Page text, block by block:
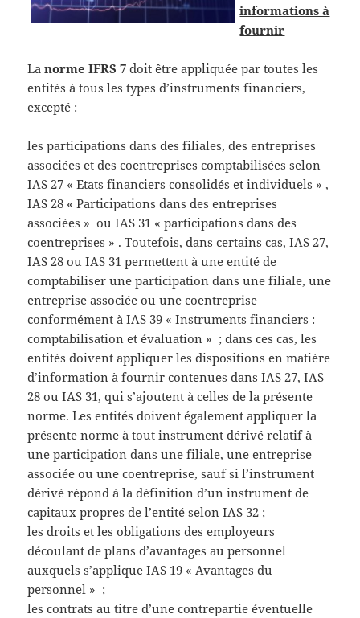
informations à
fournir
Lanorme IFRS 7 doit être appliquée par toutes les
entités à tous les types d’instruments financiers,
excepté :
les participations dans des filiales, des entreprises
associées et des coentreprises comptabilisées selon
IAS 27 « Etats financiers consolidés et individuels » ,
IAS 28 « Participations dans des entreprises
associées » ou IAS 31 « participations dans des
coentreprises » . Toutefois, dans certains cas, IAS 27,
IAS 28 ou IAS 31 permettent à une entité de
comptabiliser une participation dans une filiale, une
entreprise associée ou une coentreprise
conformément à IAS 39 « Instruments financiers :
comptabilisation et évaluation » ; dans ces cas, les
entités doivent appliquer les dispositions en matière
d’information à fournir contenues dans IAS 27, IAS
28 ou IAS 31, qui s’ajoutent à celles de la présente
norme. Les entités doivent également appliquer la
présente norme à tout instrument dérivé relatif à
une participation dans une filiale, une entreprise
associée ou une coentreprise, sauf si l’instrument
dérivé répond à la définition d’un instrument de
capitaux propres de l’entité selon IAS 32 ;
les droits et les obligations des employeurs
découlant de plans d’avantages au personnel
auxquels s’applique IAS 19 « Avantages du
personnel » ;
les contrats au titre d’une contrepartie éventuelle